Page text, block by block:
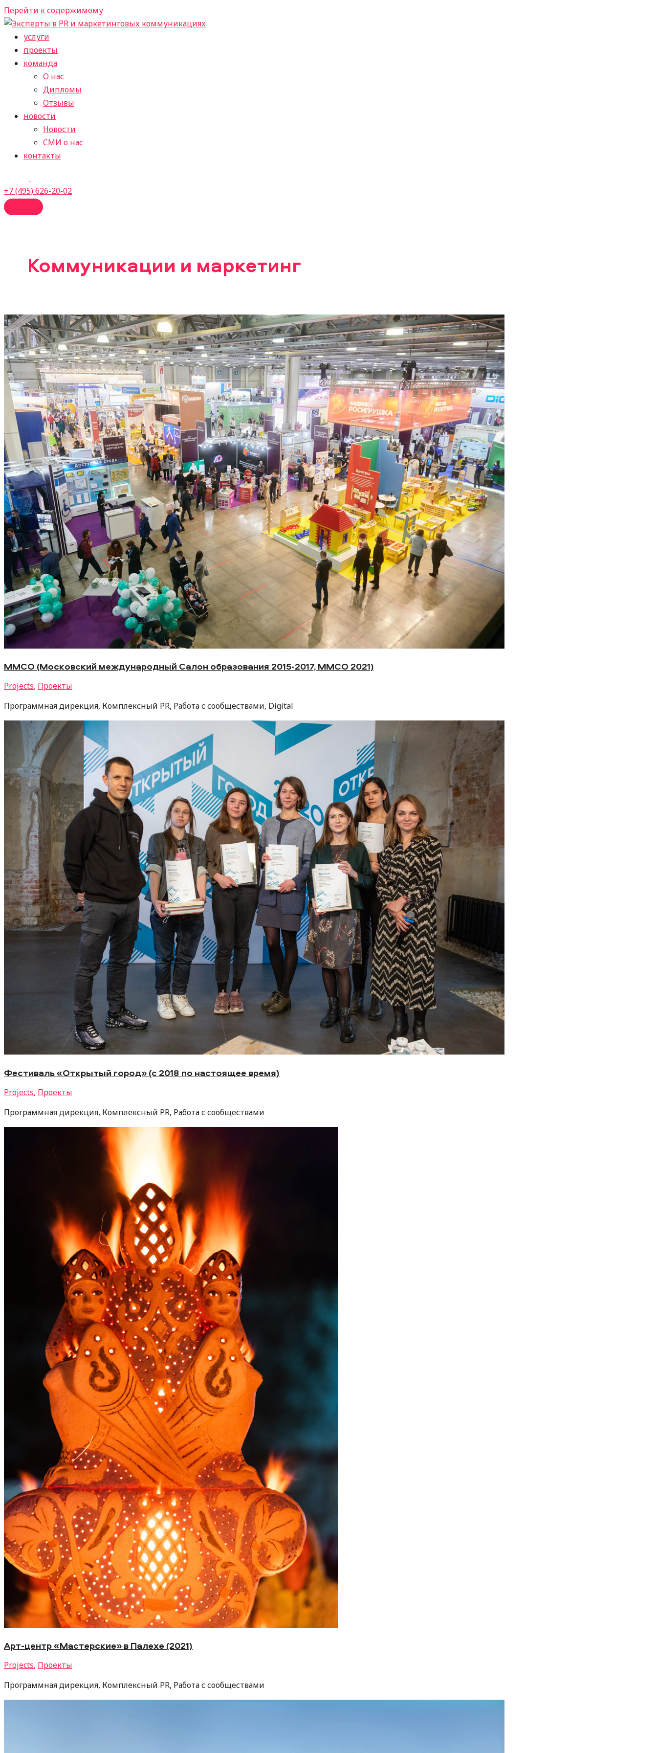
Перейти к содержимому
услуги
проекты
команда
О нас
Дипломы
Отзывы
новости
Новости
СМИ о нас
контакты
+7 (495) 626-20-02
Коммуникации и маркетинг
ММСО (Московский международный Салон образования 2015-2017, ММСО 2021)
Projects, Проекты
Программная дирекция, Комплексный PR, Работа с сообществами, Digital
Фестиваль «Открытый город» (с 2018 по настоящее время)
Projects, Проекты
Программная дирекция, Комплексный PR, Работа с сообществами
Арт-центр «Мастерские» в Палехе (2021)
Projects, Проекты
Программная дирекция, Комплексный PR, Работа с сообществами